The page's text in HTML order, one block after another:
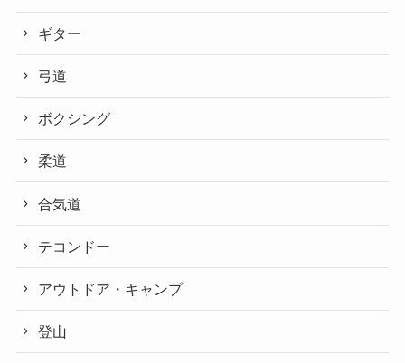
ギター
弓道
ボクシング
柔道
合気道
テコンドー
アウトドア・キャンプ
登山